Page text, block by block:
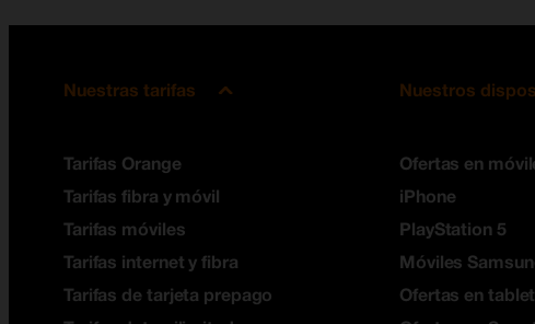
Nuestras tarifas
Tarifas Orange
Tarifas fibra y móvil
Tarifas móviles
Tarifas internet y fibra
Tarifas de tarjeta prepago
Nuestros
Ofertas en
iPhone
PlayStation 5
Móviles
Ofertas en